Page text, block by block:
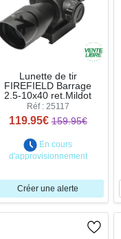
Lunette de tir
FIREFIELD Barrage
2.5-10x40 ret.Mildot
Réf : 25117
119.95€ 159.95€
En cours
d'approvisionnement
Créer une alerte